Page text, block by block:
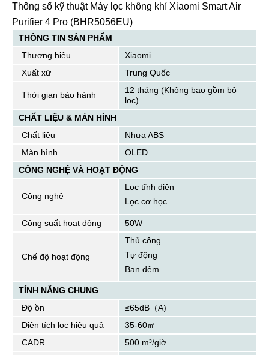
Thông số kỹ thuật Máy lọc không khí Xiaomi Smart Air
Purifier 4 Pro (BHR5056EU)
THÔNG TIN SẢN PHẨM
Thương hiệu
Xiaomi
Xuất xứ
Trung Quốc
Thời gian bảo hành
12 tháng (Không bao gồm bộ
lọc)
CHẤT LIỆU & MÀN HÌNH
Chất liệu
Nhựa ABS
Màn hình
OLED
CÔNG NGHỆ VÀ HOẠT ĐỘNG
Công nghệ
Lọc tĩnh điện
Lọc cơ học
Công suất hoạt động 50W
Chế độ hoạt động
Thủ công
Tự động
Ban đêm
TÍNH NĂNG CHUNG
Độ ồn
≤65dB（A)
Diện tích lọc hiệu quả
35-60㎡
CADR
500 m³/giờ